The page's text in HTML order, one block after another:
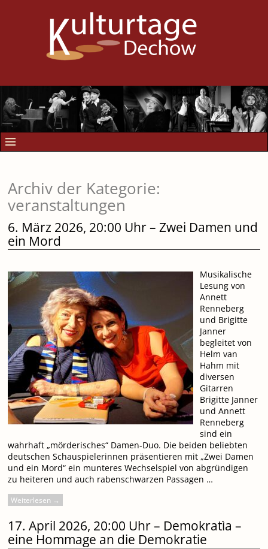
Archiv der Kategorie:
veranstaltungen
6. März 2026, 20:00 Uhr – Zwei Damen und
ein Mord
Musikalische
Lesung von
Annett
Renneberg
und Brigitte
Janner
begleitet von
Helm van
Hahm mit
diversen
Gitarren
Brigitte Janner
und Annett
Renneberg
sind ein
wahrhaft „mörderisches“ Damen-Duo. Die beiden beliebten
deutschen Schauspielerinnen präsentieren mit „Zwei Damen
und ein Mord“ ein munteres Wechselspiel von abgründigen
zu heiteren und auch rabenschwarzen Passagen …
Weiterlesen →
17. April 2026, 20:00 Uhr – Demokratìa –
eine Hommage an die Demokratie